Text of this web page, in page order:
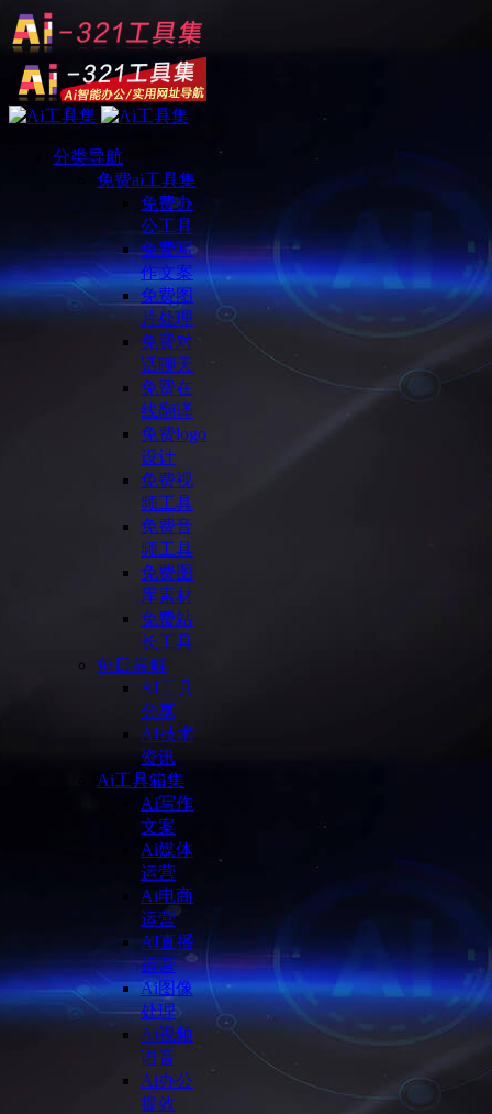
分类导航
免费ai工具集
免费办
公工具
免费写
作文案
免费图
片处理
免费对
话聊天
免费在
线翻译
免费logo
设计
免费视
频工具
免费音
频工具
免费图
库素材
免费站
长工具
每日尝鲜
AI工具
分享
AI技术
资讯
Ai工具箱集
Ai写作
文案
Ai媒体
运营
Ai电商
运营
AI直播
运营
Ai图像
处理
Ai视频
语音
Ai办公
提效